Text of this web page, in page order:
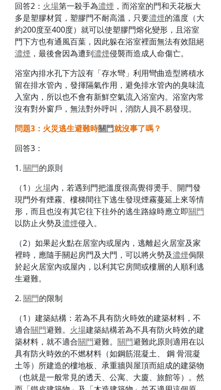
回答2： 火場第一殺手為濃煙，而浴室的門和天花板大
多是塑膠材質，塑膠門不耐高溫，只要濃煙的溫度（大
約200度至400度）就可以使塑膠門熔化變形，且浴室
門下方也有通風百葉，因此躲在浴室裡面無法有效阻絕
濃煙，最後會因為遭到濃煙侵襲而造成人命傷亡。
浴室內排水孔下方設有「存水彎」利用彎曲造型將積水
留在排水管內，發揮隔氣作用，避免排水管內的臭味流
入室內，所以也不會有新鮮空氣流入浴室內。浴室內常
沒有對外窗戶，無法對外呼叫，消防人員不易發現。
問題3：火災逃生避難時關門就沒事了嗎？
回答3：
1. 關門的原則
（1） 火場內，若遇到門把溫度很高覺得燙手、開門發
現門外有煙霧、樓梯間往下逃生發現煙霧蔓延上來等情
形，而且也沒有其它往下往外的逃生路線時應立即關門
以防止火勢及濃煙侵入。
（2）如果起火點在居室內或屋內，逃離起火居室及家
裡時，應隨手關起房門及大門，可以將火勢及濃煙侷限
於起火居室內或屋內，以利其它房間或樓層的人順利逃
生避難。
2. 關門的限制
（1）建築結構：若為不具有防火時效的建築材料，不
適合關門避難。 火場建築結構若為不具有防火時效的建
築材料，就不適合關門避難。 關門避難此原則適用在以
具有防火時效的不燃材料（如鋼筋混凝土、 鋼 骨混凝
土等）所建造的樓地板、承重牆與屋頂而組成的建築物
（也就是一般常見的透天、公寓、大廈、旅館等）。然